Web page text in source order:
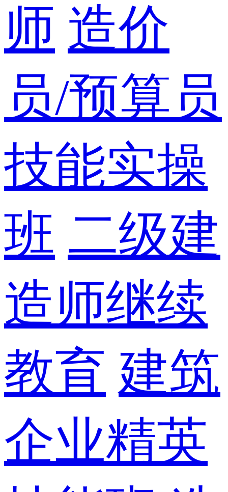
师 造价
员/预算员
技能实操
班 二级建
造师继续
教育 建筑
企业精英